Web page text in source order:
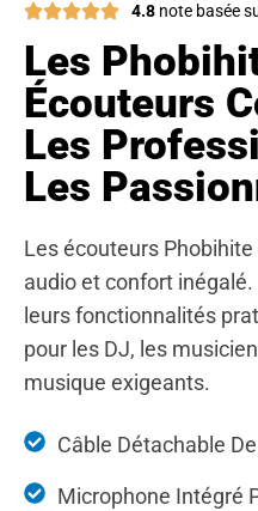
4.8 note basée
Les
Écouteurs
Les
Les
Les écouteurs
audio et confort
leurs fonctionnalités
pour les DJ, les
musique exigeants.
Câble Détachable
Microphone Intégré